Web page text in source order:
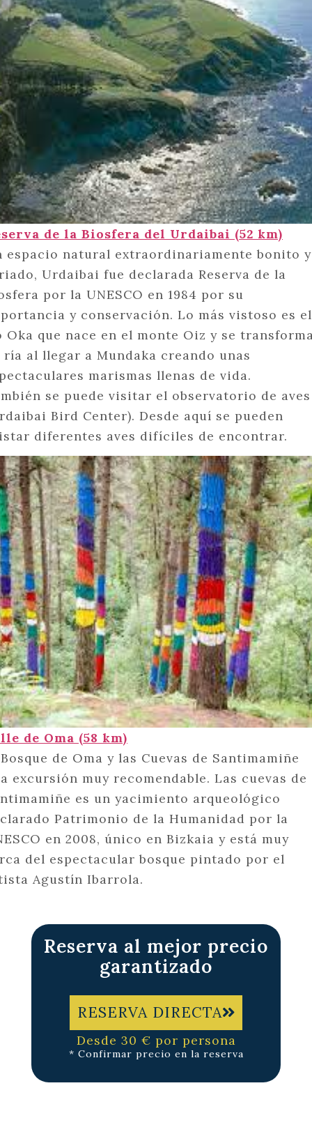
de la Biosfera del Urdaibai (52 km)
espacio natural extraordinariamente bonito y
Urdaibai fue declarada Reserva de la
por la UNESCO en 1984 por su
y conservación. Lo más vistoso es el
Oka que nace en el monte Oiz y se
ría al llegar a Mundaka creando unas
marismas llenas de vida.
se puede visitar el observatorio de aves
Bird Center). Desde aquí se pueden
diferentes aves difíciles de encontrar.
de Oma (58 km)
de Oma y las Cuevas de Santimamiñe
excursión muy recomendable. Las cuevas de
es un yacimiento arqueológico
Patrimonio de la Humanidad por la
en 2008, único en Bizkaia y está muy
del espectacular bosque pintado por el
Agustín Ibarrola.
Reserva al mejor precio
garantizado
RESERVA DIRECTA
Desde 30 € por persona
* Confirmar precio en la reserva